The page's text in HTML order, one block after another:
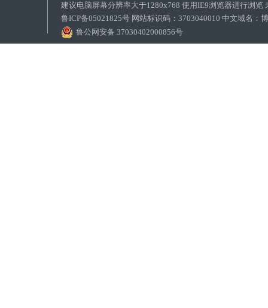
建议电脑屏幕分辨率大于1280x768 使用IE9浏览器进行浏览
鲁ICP备05021825号 网站标识码：3703040010 中文域名：
鲁公网安备 37030402000856号